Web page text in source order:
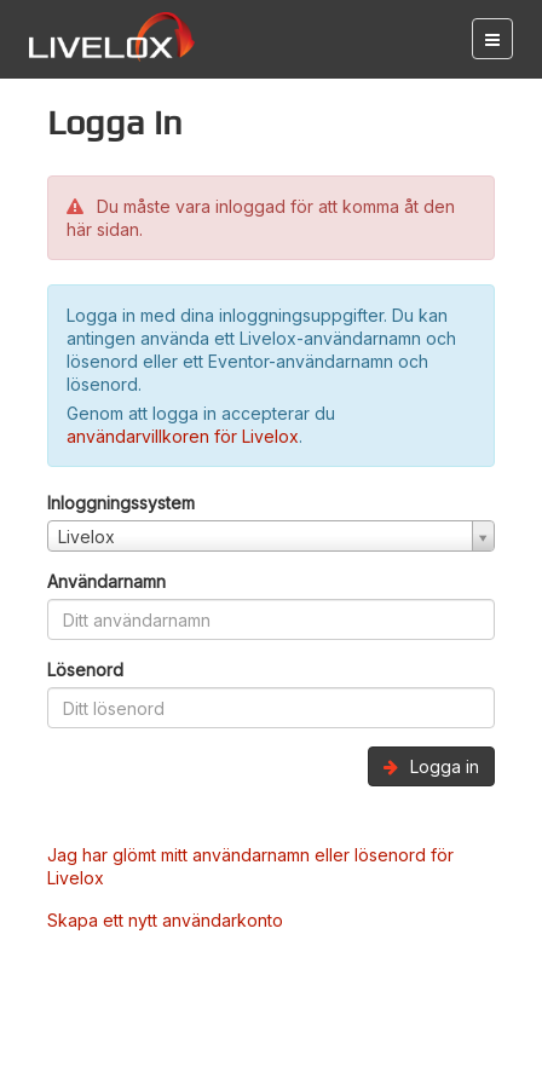
Logga in
Du måste vara inloggad för att komma åt den
här sidan.
Logga in med dina inloggningsuppgifter. Du kan
antingen använda ett Livelox-användarnamn och
lösenord eller ett Eventor-användarnamn och
lösenord.
Genom att logga in accepterar du
användarvillkoren för Livelox.
Inloggningssystem
Livelox
Användarnamn
Lösenord
Logga in
Jag har glömt mitt användarnamn eller lösenord för
Livelox
Skapa ett nytt användarkonto